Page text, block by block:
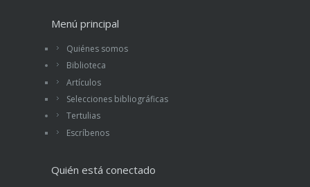
Menú principal
Quiénes somos
Biblioteca
Artículos
Selecciones bibliográficas
Tertulias
Escríbenos
Quién está conectado